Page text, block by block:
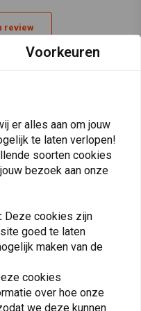
review
MICHELIN
110/80 -18 Anakee Wild
€128,05 €156,60
Voorkeuren
er alles aan om jouw
te laten verlopen!
soorten cookies
bezoek aan onze
Deze cookies zijn
goed te laten
maken van de
cookies
over hoe onze
we deze kunnen